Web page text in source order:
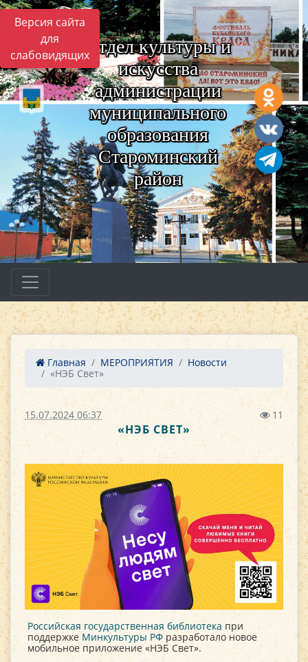
Версия сайта
для
слабовидящих Отдел культуры и
искусства
администрации
муниципального
образования
Староминский
район
Главная МЕРОПРИЯТИЯ
Новости
«НЭБ Свет»
15.07.2024 06:37 11
«НЭБ СВЕТ»
Российская государственная библиотека при
поддержке Минкультуры РФ разработало новое
мобильное приложение «НЭБ Свет».